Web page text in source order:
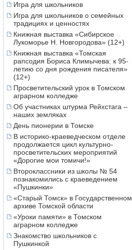
Игра для школьников
Игра для школьников о семейных
традициях и ценностях
Книжная выставка «Сибирское
Лукоморье Н. Новгородова» (12+)
Книжная выставка «Томская
рапсодия Бориса Климычева: к 95-
летию со дня рождения писателя»
(12+)
Просветительский урок в Томском
аграрном колледже
Об участниках штурма Рейхстага –
наших земляках
День пионерии в Томске
В историко-краеведческом отделе
продолжается цикл культурно-
просветительских мероприятий
«Дорогие мои томичи!»
Второклассники из школы № 54
познакомились с краеведением
«Пушкинки»
«Старый Томск» в Государственном
архиве Томской области
«Уроки памяти» в Томском
аграрном колледже
Знакомство школьников с
Пушкинкой